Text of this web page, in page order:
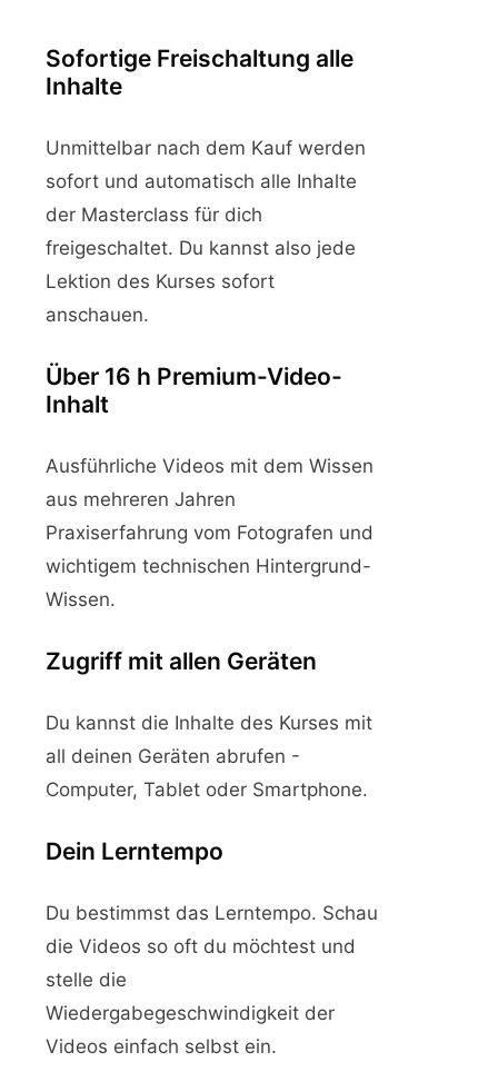
Sofortige Freischaltung alle
Inhalte
Unmittelbar nach dem Kauf werden
sofort und automatisch alle Inhalte
der Masterclass für dich
freigeschaltet. Du kannst also jede
Lektion des Kurses sofort
anschauen.
Über 16 h Premium-Video-
Inhalt
Ausführliche Videos mit dem Wissen
aus mehreren Jahren
Praxiserfahrung vom Fotografen und
wichtigem technischen Hintergrund-
Wissen.
Zugriff mit allen Geräten
Du kannst die Inhalte des Kurses mit
all deinen Geräten abrufen -
Computer, Tablet oder Smartphone.
Dein Lerntempo
Du bestimmst das Lerntempo. Schau
die Videos so oft du möchtest und
stelle die
Wiedergabegeschwindigkeit der
Videos einfach selbst ein.